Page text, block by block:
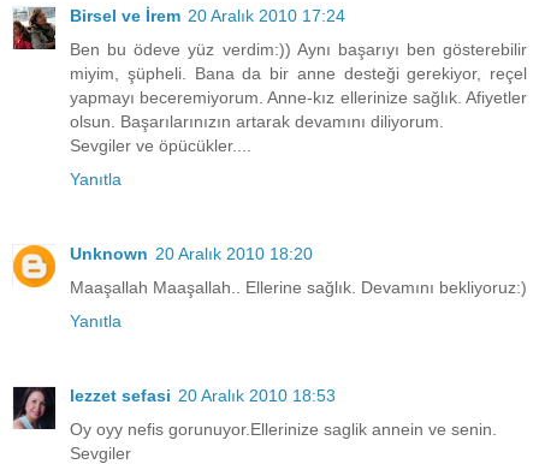
Birsel ve İrem 20 Aralık 2010 17:24
Ben bu ödeve yüz verdim:)) Aynı başarıyı ben gösterebilir
miyim, şüpheli. Bana da bir anne desteği gerekiyor, reçel
yapmayı beceremiyorum. Anne-kız ellerinize sağlık. Afiyetler
olsun. Başarılarınızın artarak devamını diliyorum.
Sevgiler ve öpücükler....
Yanıtla
Unknown 20 Aralık 2010 18:20
Maaşallah Maaşallah.. Ellerine sağlık. Devamını bekliyoruz:)
Yanıtla
lezzet sefasi 20 Aralık 2010 18:53
Oy oyy nefis gorunuyor.Ellerinize saglik annein ve senin.
Sevgiler